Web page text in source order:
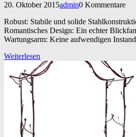
20. Oktober 2015admin0 Kommentare
Robust: Stabile und solide
Romantisches Design: Ein echter
Wartungsarm: Keine aufwendigen
Weiterlesen